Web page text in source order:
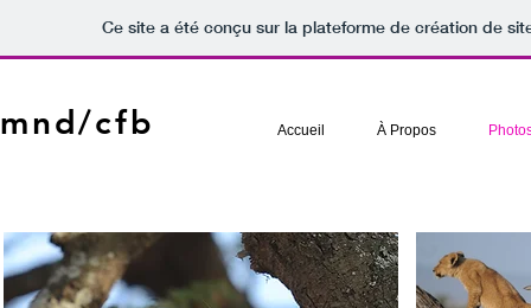
Ce site a été conçu sur la plateforme de création de
mnd/cfb Accueil À Propos